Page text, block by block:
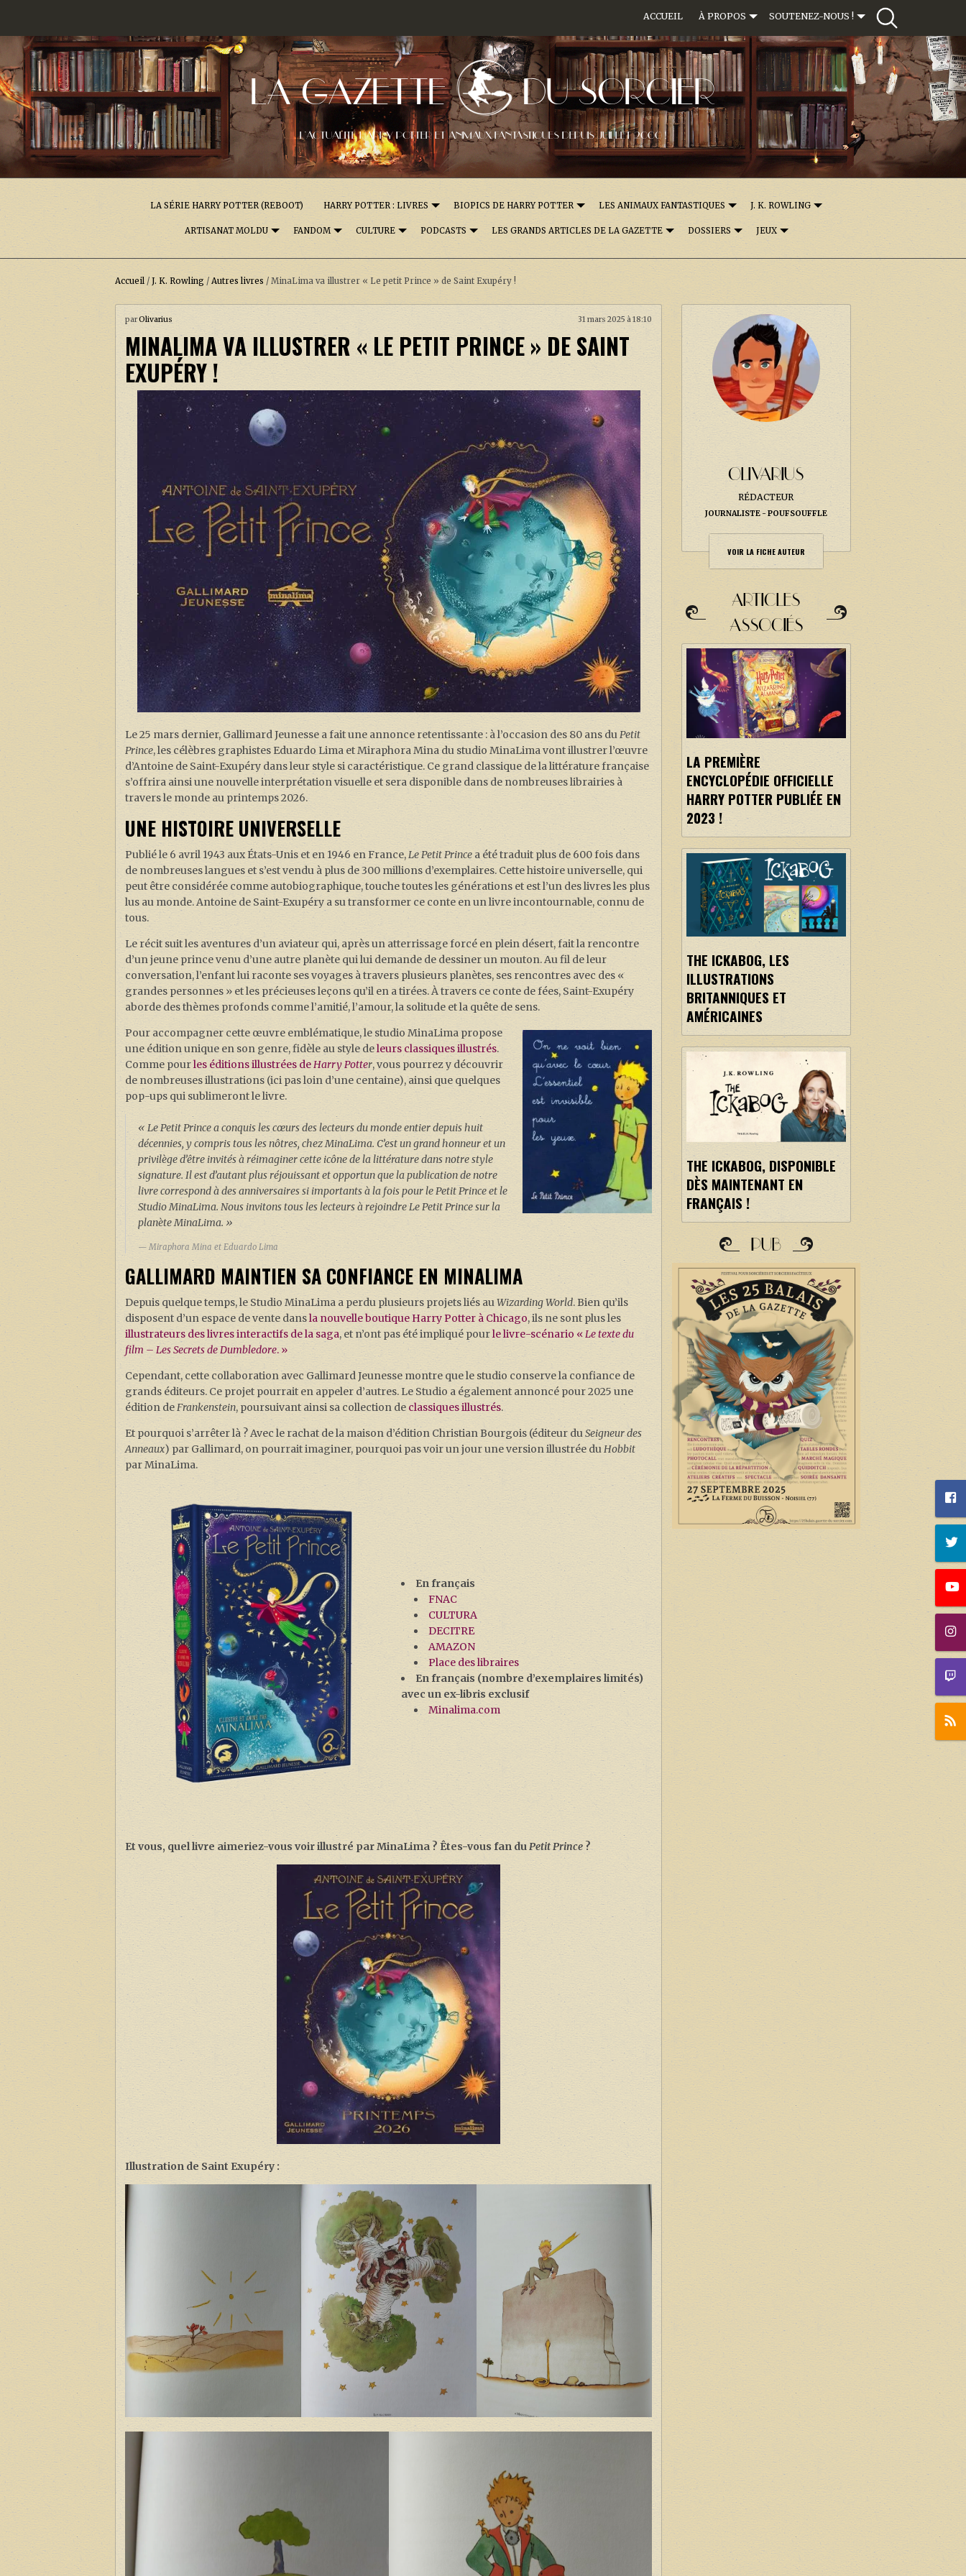
ACCUEIL À PROPOS SOUTENEZ-NOUS !
LA GAZETTE DU SORCIER
L'ACTUALITÉ HARRY POTTER ET ANIMAUX FANTASTIQUES DEPUIS JUILLET 2000 !
LA SÉRIE HARRY POTTER (REBOOT) HARRY POTTER : LIVRES BIOPICS DE HARRY POTTER LES ANIMAUX FANTASTIQUES J. K. ROWLING
ARTISANAT MOLDU FANDOM CULTURE PODCASTS LES GRANDS ARTICLES DE LA GAZETTE DOSSIERS JEUX
Accueil /J. K. Rowling /Autres livres /MinaLima va illustrer « Le petit Prince » de Saint Exupéry !
parOlivarius 31 mars 2025 à 18:10
MINALIMA VA ILLUSTRER « LE PETIT PRINCE » DE SAINT
EXUPÉRY !
Le 25 mars dernier, Gallimard Jeunesse a fait une annonce retentissante : à l’occasion des 80 ans duPetit
Prince, les célèbres graphistes Eduardo Lima et Miraphora Mina du studio MinaLima vont illustrer l’œuvre
d’Antoine de Saint-Exupéry dans leur style si caractéristique. Ce grand classique de la littérature française
s’offrira ainsi une nouvelle interprétation visuelle et sera disponible dans de nombreuses librairies à
travers le monde au printemps 2026.
UNE HISTOIRE UNIVERSELLE
Publié le 6 avril 1943 aux États-Unis et en 1946 en France,Le Petit Prince a été traduit plus de 600 fois dans
de nombreuses langues et s’est vendu à plus de 300 millions d’exemplaires. Cette histoire universelle, qui
peut être considérée comme autobiographique, touche toutes les générations et est l’un des livres les plus
lus au monde. Antoine de Saint-Exupéry a su transformer ce conte en un livre incontournable, connu de
tous.
Le récit suit les aventures d’un aviateur qui, après un atterrissage forcé en plein désert, fait la rencontre
d’un jeune prince venu d’une autre planète qui lui demande de dessiner un mouton. Au fil de leur
conversation, l’enfant lui raconte ses voyages à travers plusieurs planètes, ses rencontres avec des «
grandes personnes » et les précieuses leçons qu’il en a tirées. À travers ce conte de fées, Saint-Exupéry
aborde des thèmes profonds comme l’amitié, l’amour, la solitude et la quête de sens.
Pour accompagner cette œuvre emblématique, le studio MinaLima propose
une édition unique en son genre, fidèle au style deleurs classiques illustrés.
Comme pourles éditions illustrées deHarry Potter, vous pourrez y découvrir
de nombreuses illustrations (ici pas loin d’une centaine), ainsi que quelques
pop-ups qui sublimeront le livre.
« Le Petit Prince a conquis les cœurs des lecteurs du monde entier depuis huit
décennies, y compris tous les nôtres, chez MinaLima. C’est un grand honneur et un
privilège d’être invités à réimaginer cette icône de la littérature dans notre style
signature. Il est d’autant plus réjouissant et opportun que la publication de notre
livre correspond à des anniversaires si importants à la fois pour le Petit Prince et le
Studio MinaLima. Nous invitons tous les lecteurs à rejoindre Le Petit Prince sur la
planète MinaLima. »
Miraphora Mina et Eduardo Lima
GALLIMARD MAINTIEN SA CONFIANCE EN MINALIMA
Depuis quelque temps, le Studio MinaLima a perdu plusieurs projets liés auWizarding World. Bien qu’ils
disposent d’un espace de vente dansla nouvelle boutique Harry Potter à Chicago, ils ne sont plus les
illustrateurs des livres interactifs de la saga, et n’ont pas été impliqué pourle livre-scénario «Le texte du
film – Les Secrets de Dumbledore. »
Cependant, cette collaboration avec Gallimard Jeunesse montre que le studio conserve la confiance de
grands éditeurs. Ce projet pourrait en appeler d’autres. Le Studio a également annoncé pour 2025 une
édition deFrankenstein, poursuivant ainsi sa collection de classiques illustrés.
Et pourquoi s’arrêter là ? Avec le rachat de la maison d’édition Christian Bourgois (éditeur duSeigneur des
Anneaux) par Gallimard, on pourrait imaginer, pourquoi pas voir un jour une version illustrée duHobbit
par MinaLima.
En français
FNAC
CULTURA
DECITRE
AMAZON
Place des libraires
En français (nombre d’exemplaires limités)
avec un ex-libris exclusif
Minalima.com
Et vous, quel livre aimeriez-vous voir illustré par MinaLima ? Êtes-vous fan du Petit Prince ?
Illustration de Saint Exupéry :
OLIVARIUS
RÉDACTEUR
JOURNALISTE POUFSOUFFLE
VOIR LA FICHE AUTEUR
ARTICLES
ASSOCIÉS
LA PREMIÈRE
ENCYCLOPÉDIE OFFICIELLE
HARRY POTTER PUBLIÉE EN
2023 !
THE ICKABOG, LES
ILLUSTRATIONS
BRITANNIQUES ET
AMÉRICAINES
THE ICKABOG, DISPONIBLE
DÈS MAINTENANT EN
FRANÇAIS !
PUB